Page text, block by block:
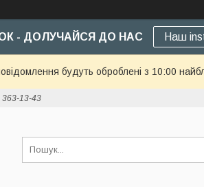
- ДОЛУЧАЙСЯ ДО НАС Наш
будуть оброблені з 10:00
363-13-43